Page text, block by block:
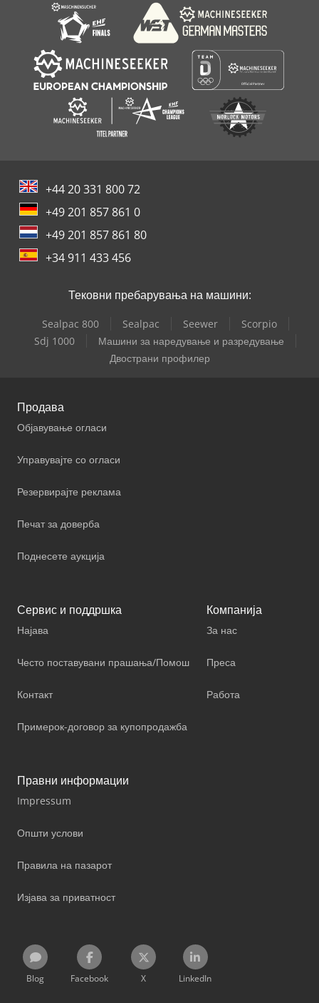
Црна Милер
+44 20 331 800 72
+49 201 857 861 0
+49 201 857 861 80
+34 911 433 456
Тековни пребарувања на машини:
Sealpac 800 Sealpac Seewer
Scorpio
Sdj 1000
Машини за наредување и разредување
Двострани профилер
Продава
Објавување огласи
Управувајте со огласи
Резервирајте реклама
Печат за доверба
Поднесете аукција
Сервис и поддршка
Најава
Често поставувани прашања/Помош
Контакт
Примерок-договор за купопродажба
Компанија
За нас
Преса
Работа
Правни информации
Impressum
Општи услови
Правила на пазарот
Изјава за приватност
Blog Facebook X LinkedIn